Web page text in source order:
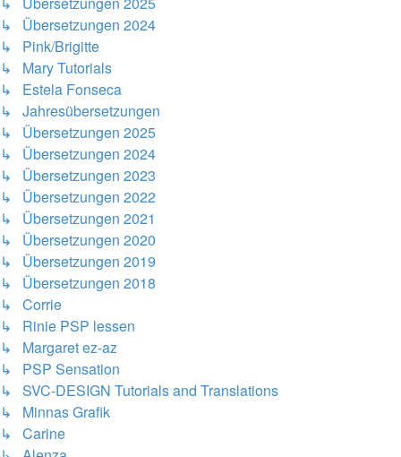
↳ Übersetzungen 2024
↳ Pink/Brigitte
↳ Mary Tutorials
↳ Estela Fonseca
↳ Jahresübersetzungen
↳ Übersetzungen 2025
↳ Übersetzungen 2024
↳ Übersetzungen 2023
↳ Übersetzungen 2022
↳ Übersetzungen 2021
↳ Übersetzungen 2020
↳ Übersetzungen 2019
↳ Übersetzungen 2018
↳ Corrie
↳ Rinie PSP lessen
↳ Margaret ez-az
↳ PSP Sensation
↳ SVC-DESIGN Tutorials and Translations
↳ Minnas Grafik
↳ Carine